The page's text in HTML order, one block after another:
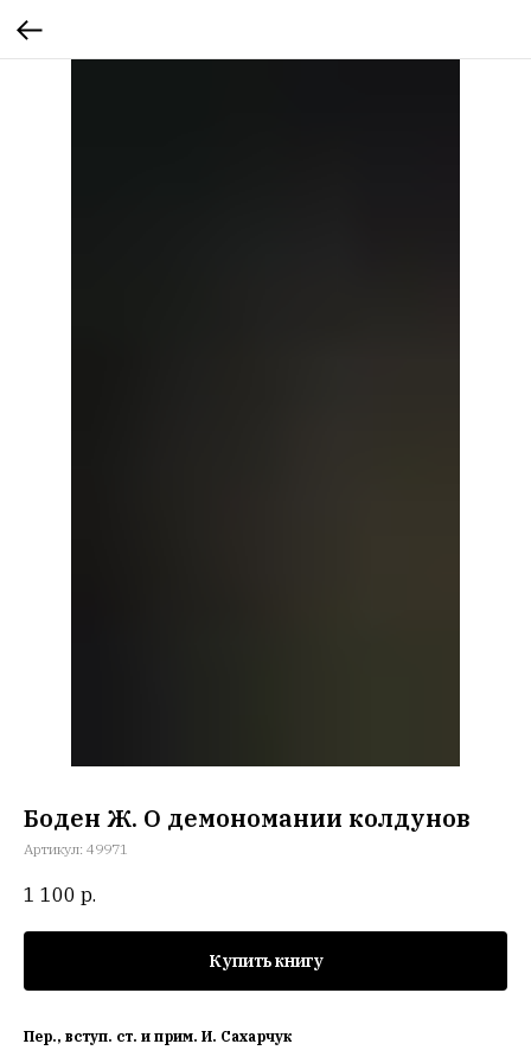
Боден Ж. О демономании колдунов
Артикул: 49971
1 100 р.
Купить книгу
Пер., вступ. ст. и прим. И. Сахарчук